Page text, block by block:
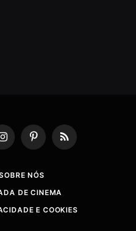
InstagramPinterestRSS
NÓS
DE CINEMA
E COOKIES